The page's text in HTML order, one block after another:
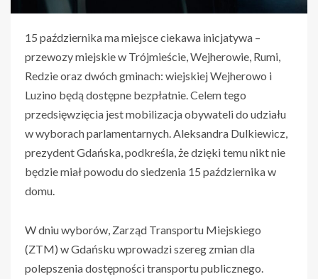
15 października ma miejsce ciekawa inicjatywa –
przewozy miejskie w Trójmieście, Wejherowie, Rumi,
Redzie oraz dwóch gminach: wiejskiej Wejherowo i
Luzino będą dostępne bezpłatnie. Celem tego
przedsięwzięcia jest mobilizacja obywateli do udziału
w wyborach parlamentarnych. Aleksandra Dulkiewicz,
prezydent Gdańska, podkreśla, że dzięki temu nikt nie
będzie miał powodu do siedzenia 15 października w
domu.
W dniu wyborów, Zarząd Transportu Miejskiego
(ZTM) w Gdańsku wprowadzi szereg zmian dla
polepszenia dostępności transportu publicznego.